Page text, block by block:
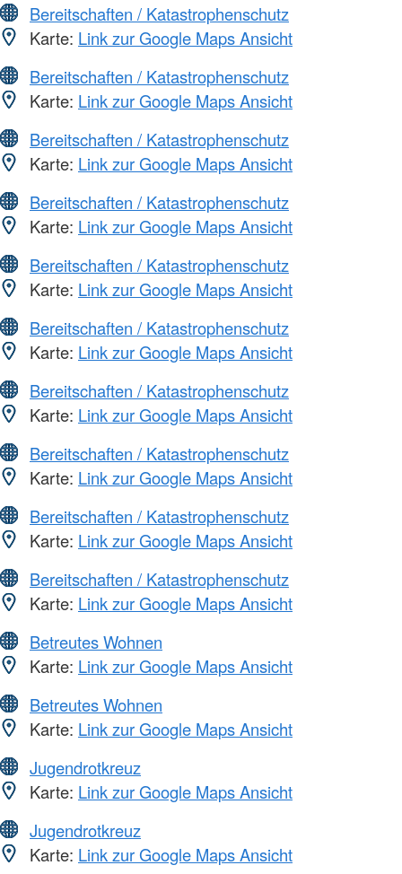
Bereitschaften / Katastrophenschutz
Karte: Link zur Google Maps Ansicht
Bereitschaften / Katastrophenschutz
Karte: Link zur Google Maps Ansicht
Bereitschaften / Katastrophenschutz
Karte: Link zur Google Maps Ansicht
Bereitschaften / Katastrophenschutz
Karte: Link zur Google Maps Ansicht
Bereitschaften / Katastrophenschutz
Karte: Link zur Google Maps Ansicht
Bereitschaften / Katastrophenschutz
Karte: Link zur Google Maps Ansicht
Bereitschaften / Katastrophenschutz
Karte: Link zur Google Maps Ansicht
Bereitschaften / Katastrophenschutz
Karte: Link zur Google Maps Ansicht
Bereitschaften / Katastrophenschutz
Karte: Link zur Google Maps Ansicht
Bereitschaften / Katastrophenschutz
Karte: Link zur Google Maps Ansicht
Betreutes Wohnen
Karte: Link zur Google Maps Ansicht
Betreutes Wohnen
Karte: Link zur Google Maps Ansicht
Jugendrotkreuz
Karte: Link zur Google Maps Ansicht
Jugendrotkreuz
Karte: Link zur Google Maps Ansicht